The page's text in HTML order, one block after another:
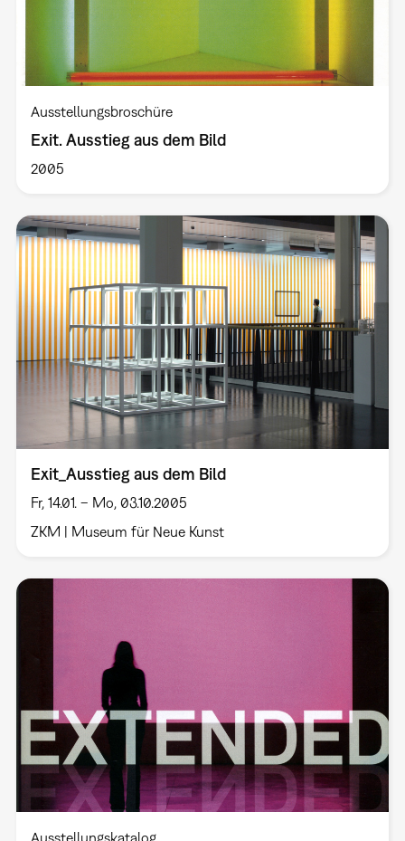
Ausstellungsbroschüre
Exit. Ausstieg aus dem Bild
2005
Exit_Ausstieg aus dem Bild
Fr, 14.01. – Mo, 03.10.2005
ZKM | Museum für Neue Kunst
Ausstellungskatalog